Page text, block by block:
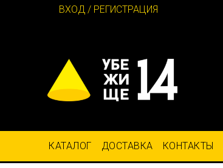
ВХОД / РЕГИСТРАЦИЯ
КАТАЛОГ ДОСТАВКА КОНТАКТЫ